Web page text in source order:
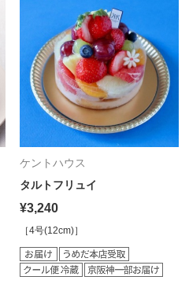
ケントハウス
タルトフリュイ
¥3,240
［4号(12cm)］